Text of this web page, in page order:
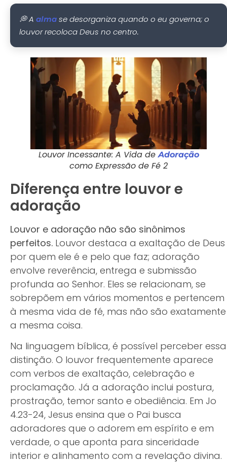
💭 A alma se desorganiza quando o eu governa; o
louvor recoloca Deus no centro.
Louvor Incessante: A Vida deAdoração
como Expressão de Fé 2
Diferença entre louvor e
adoração
Louvor e adoração não são sinônimos
perfeitos. Louvor destaca a exaltação de Deus
por quem ele é e pelo que faz; adoração
envolve reverência, entrega e submissão
profunda ao Senhor. Eles se relacionam, se
sobrepõem em vários momentos e pertencem
à mesma vida de fé, mas não são exatamente
a mesma coisa.
Na linguagem bíblica, é possível perceber essa
distinção. O louvor frequentemente aparece
com verbos de exaltação, celebração e
proclamação. Já a adoração inclui postura,
prostração, temor santo e obediência. Em Jo
4.23-24, Jesus ensina que o Pai busca
adoradores que o adorem em espírito e em
verdade, o que aponta para sinceridade
interior e alinhamento com a revelação divina.